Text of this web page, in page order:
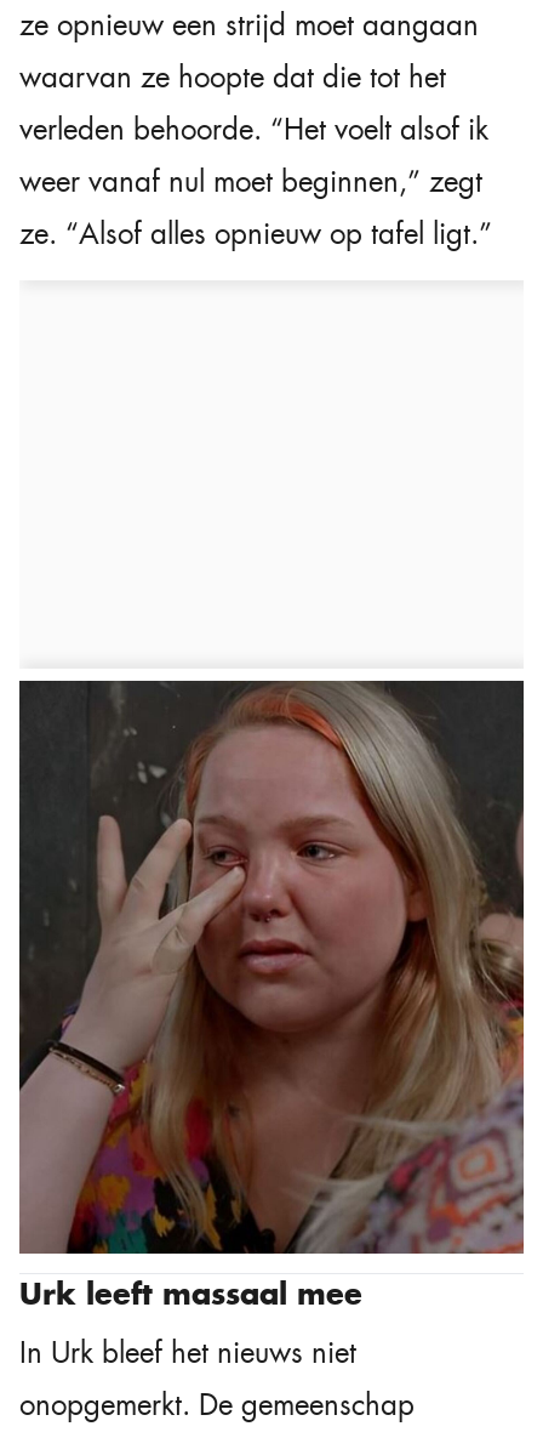
ze opnieuw een strijd moet aangaan
waarvan ze hoopte dat die tot het
verleden behoorde. “Het voelt alsof ik
weer vanaf nul moet beginnen,” zegt
ze. “Alsof alles opnieuw op tafel ligt.”
Urk leeft massaal mee
In Urk bleef het nieuws niet
onopgemerkt. De gemeenschap